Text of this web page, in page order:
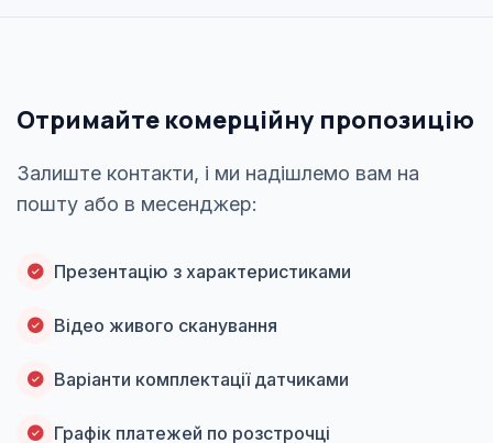
Отримайте комерційну пропозицію
Залиште контакти, і ми надішлемо вам на
пошту або в месенджер:
Презентацію з характеристиками
Відео живого сканування
Варіанти комплектації датчиками
Графік платежей по розстрочці